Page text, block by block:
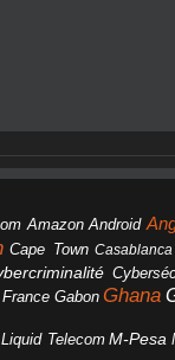
Amazon Android
Cape Town Casablanca
France Gabon Ghana
Liquid Telecom M-Pesa